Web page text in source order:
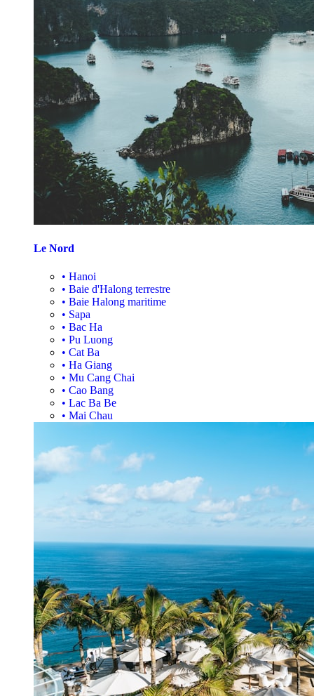
Le Nord
• Hanoi
• Baie d'Halong terrestre
• Baie Halong maritime
• Sapa
• Bac Ha
• Pu Luong
• Cat Ba
• Ha Giang
• Mu Cang Chai
• Cao Bang
• Lac Ba Be
• Mai Chau